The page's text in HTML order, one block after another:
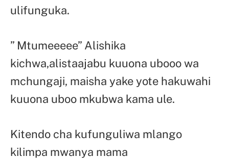
ulifunguka.
” Mtumeeeee” Alishika
kichwa,alistaajabu kuuona ubooo wa
mchungaji, maisha yake yote hakuwahi
kuuona uboo mkubwa kama ule.
Kitendo cha kufunguliwa mlango
kilimpa mwanya mama